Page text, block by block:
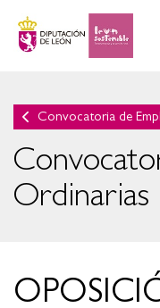
Convocatoria de
Ordinarias